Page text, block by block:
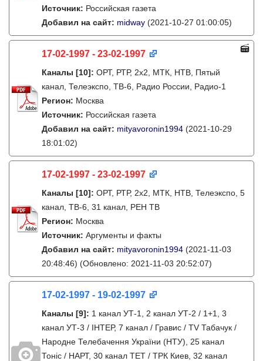
Источник: Российская газета
Добавил на сайт: midway (2021-10-27 01:00:05)
17-02-1997 - 23-02-1997
Каналы [10]: ОРТ, РТР, 2х2, МТК, НТВ, Пятый
канал, Телеэкспо, ТВ-6, Радио России, Радио-1
Регион: Москва
Источник: Российская газета
Добавил на сайт: mityavoronin1994 (2021-10-29
18:01:02)
17-02-1997 - 23-02-1997
Каналы [10]: ОРТ, РТР, 2х2, МТК, НТВ, Телеэкспо, 5
канал, ТВ-6, 31 канал, РЕН ТВ
Регион: Москва
Источник: Аргументы и факты
Добавил на сайт: mityavoronin1994 (2021-11-03
20:48:46) (Обновлено: 2021-11-03 20:52:07)
17-02-1997 - 19-02-1997
Каналы [9]: 1 канал УТ-1, 2 канал УТ-2 / 1+1, 3
канал УТ-3 / IНТЕР, 7 канал / Гравис / TV Табачук /
Народне Телебачення України (НТУ), 25 канал
Тонiс / НАРТ, 30 канал ТЕТ / ТРК Киев, 32 канал